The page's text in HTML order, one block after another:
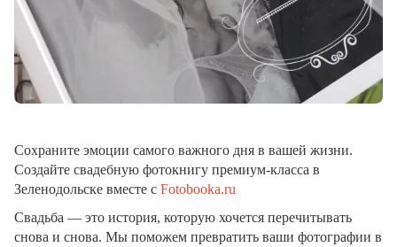
Сохраните эмоции самого важного дня в вашей жизни.
Создайте свадебную фотокнигу премиум-класса в
Зеленодольске вместе с Fotobooka.ru
Свадьба — это история, которую хочется перечитывать
снова и снова. Мы поможем превратить ваши фотографии в